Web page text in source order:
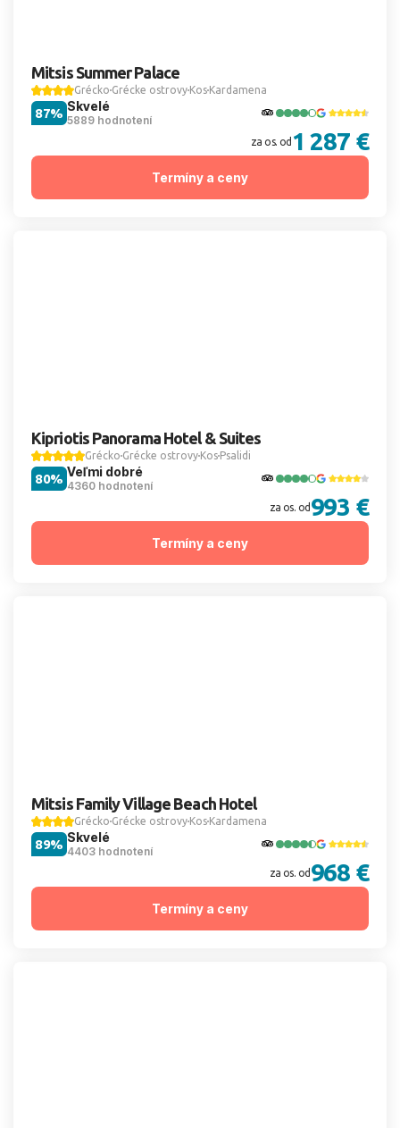
Mitsis Summer Palace
Grécko Grécke ostrovy Kos Kardamena
Skvelé
5889 hodnotení
87%
za os. od 1 287 €
Termíny a ceny
Kipriotis Panorama Hotel & Suites
Grécko Grécke ostrovy Kos Psalidi
Veľmi dobré
4360 hodnotení
80%
za os. od 993 €
Termíny a ceny
Mitsis Family Village Beach Hotel
Grécko Grécke ostrovy Kos Kardamena
Skvelé
4403 hodnotení
89%
za os. od 968 €
Termíny a ceny